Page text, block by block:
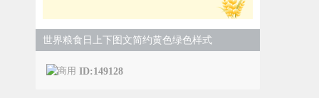
世界粮食日上下图文简约黄色绿色样式
ID:149128